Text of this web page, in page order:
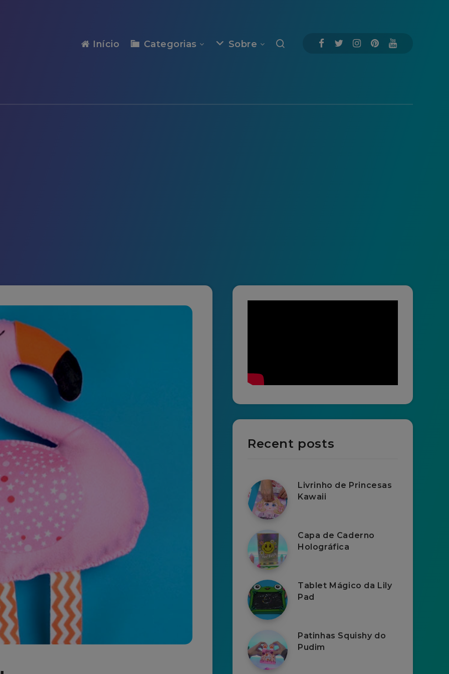
Início Categorias Sobre
Recent posts
Livrinho de Princesas
Kawaii
Capa de Caderno
Holográfica
Tablet Mágico da Lily
Pad
Patinhas Squishy do
Pudim